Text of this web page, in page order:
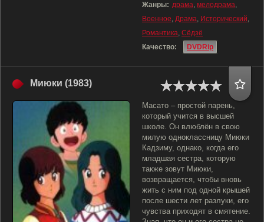
Жанры: драма, мелодрама,
Военное, Драма, Исторический,
Романтика, Сёдзё
Качество:
DVDRip
Миюки (1983)
Масато – простой парень,
который учится в высшей
школе. Он влюблён в свою
милую одноклассницу Миюки
Кадзиму, однако, когда его
младшая сестра, которую
также зовут Миюки,
возвращается, чтобы вновь
жить с ним под одной крышей
после шести лет разлуки, его
чувства приходят в смятение.